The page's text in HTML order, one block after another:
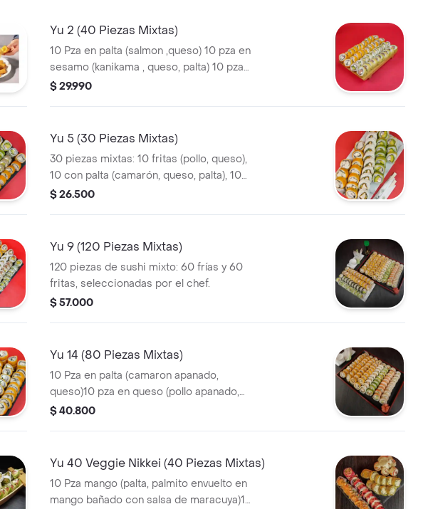
Yu 2 (40 Piezas Mixtas)
10 Pza en palta (salmon ,queso) 10 pza en
sesamo (kanikama , queso, palta) 10 pza
fritas (kanikama, queso , cebollin) 10 pza
$ 29.990
Yu 5 (30 Piezas Mixtas)
30 piezas mixtas: 10 fritas (pollo, queso),
10 con palta (camarón, queso, palta), 10
con queso crema (pollo apanado,
$ 26.500
Yu 9 (120 Piezas Mixtas)
120 piezas de sushi mixto: 60 frías y 60
fritas, seleccionadas por el chef.
$ 57.000
Yu 14 (80 Piezas Mixtas)
10 Pza en palta (camaron apanado,
queso)10 pza en queso (pollo apanado,
cebollin)10 pza en sesamo (kanikama,
pza fritas (pollo,queso, cebollin)10 pza
fritas (kanikama, queso, cebollin)10 pza
fritas (camaron apanado, queso).
$ 40.800
Yu 40 Veggie Nikkei (40 Piezas Mixtas)
10 Pza mango (palta, palmito envuelto en
mango bañado con salsa de maracuya)10